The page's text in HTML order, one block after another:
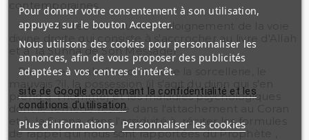
contemporaines.
Ces maladies sont dues à l'éloignement de la voie
divine droite qui consiste à s'accrocher au livre d'Allah
et à la Sunna de Son Messager .
Parmi ces maladies, on trouve la sorcellerie, le
prend à l'homme) et les maladies psychologiques
dont le remède réside dans l'attachement au Coran
et à la Sunna, dans l'assiduité à réciter les formules
de rappel qui nous sont rapportées du Prophète ,
Pour donner votre consentement à son utilisation,
appuyez sur le bouton Accepter.
Nous utilisons des cookies pour personnaliser les
annonces, afin de vous proposer des publicités
adaptées à vos centres d'intérêt.
site de Google concernant la confidentialité et les
conditions d'utilisation
Plus d'informations Personnaliser les cookies